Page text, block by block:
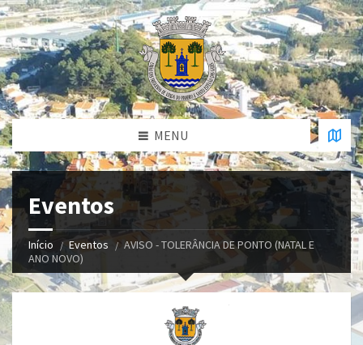
MENU
Eventos
Início Eventos
AVISO - TOLERÂNCIA DE PONTO (NATAL E
ANO NOVO)